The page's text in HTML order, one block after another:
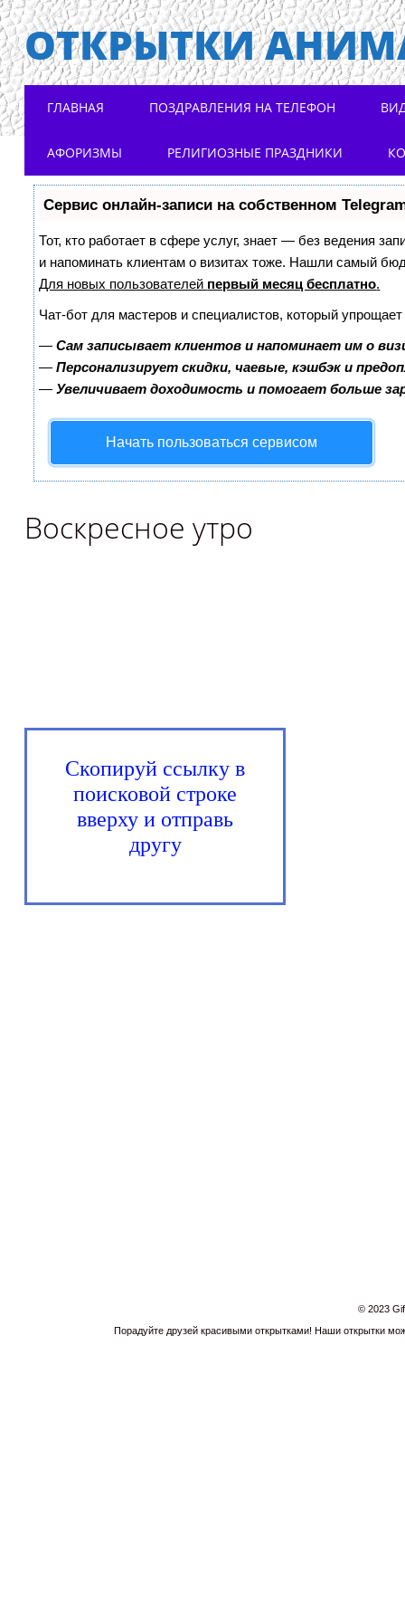
ОТКРЫТКИ
Main menu
ГЛАВНАЯ ПОЗДРАВЛЕНИЯ НА ТЕЛЕФОН
АФОРИЗМЫ РЕЛИГИОЗНЫЕ ПРАЗДНИКИ
Сервис онлайн-записи на собственном
Тот, кто работает в сфере услуг, знает — без ведения
и напоминать клиентам о визитах тоже. Нашли самый
Для новых пользователей первый месяц бесплатно.
Чат-бот для мастеров и специалистов, который
—Сам записывает клиентов и напоминает им о
—Персонализирует скидки, чаевые, кэшбэк и
—Увеличивает доходимость и помогает больше
Начать пользоваться сервисом
Воскресное утро
Скопируй ссылку в
поисковой строке
вверху и отправь
другу
© 2023
Порадуйте друзей красивыми открытками! Наши открытки